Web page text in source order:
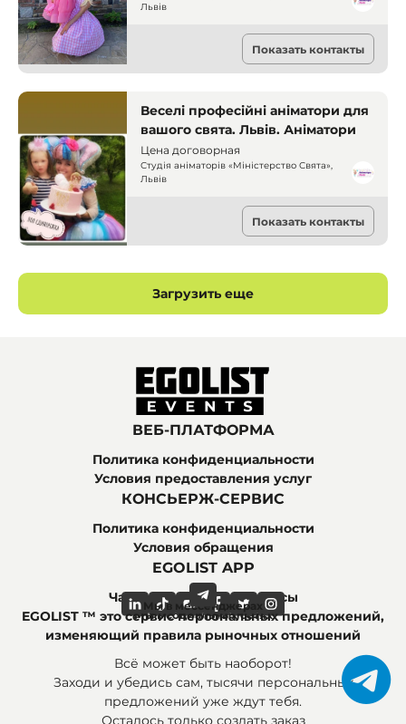
Львів
Аниматоры
Львов
Показать контакты
Веселі професійні аніматори для
вашого свята. Львів. Аніматори
Цена договорная
Студія аніматорів «Міністерство Свята»,
Львів
Аниматоры
Львов
Показать контакты
Загрузить еще
ВЕБ-ПЛАТФОРМА
Политика конфиденциальности
Условия предоставления услуг
КОНСЬЕРЖ-СЕРВИС
Политика конфиденциальности
Условия обращения
EGOLIST APP
Часто задаваемые вопросы
Мы в социальных сетях
Мы в мессенджерах
EGOLIST ™ это сервис персональных предложений,
изменяющий правила рыночных отношений
Всё может быть наоборот!
Заходи и убедись сам, тысячи персональных
предложений уже ждут тебя.
Осталось только создать заказ